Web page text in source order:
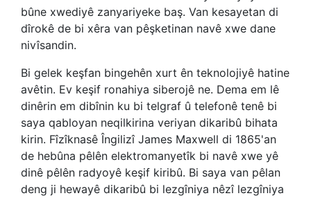
bûne xwediyê zanyariyeke baş. Van kesayetan di
dîrokê de bi xêra van pêşketinan navê xwe dane
nivîsandin.
Bi gelek keşfan bingehên xurt ên teknolojiyê hatine
avêtin. Ev keşif ronahiya siberojê ne. Dema em lê
dinêrin em dibînin ku bi telgraf û telefonê tenê bi
saya qabloyan neqilkirina veriyan dikaribû bihata
kirin. Fîzîknasê Îngilizî James Maxwell di 1865'an
de hebûna pêlên elektromanyetîk bi navê xwe yê
dinê pêlên radyoyê keşif kiribû. Bi saya van pêlan
deng ji hewayê dikaribû bi lezgîniya nêzî lezgîniya